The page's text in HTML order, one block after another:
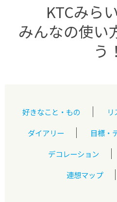
KTCみら
みんなの使い
う！
好きなこと・もの リ
ダイアリー
目標・
デコレーション
連想マップ